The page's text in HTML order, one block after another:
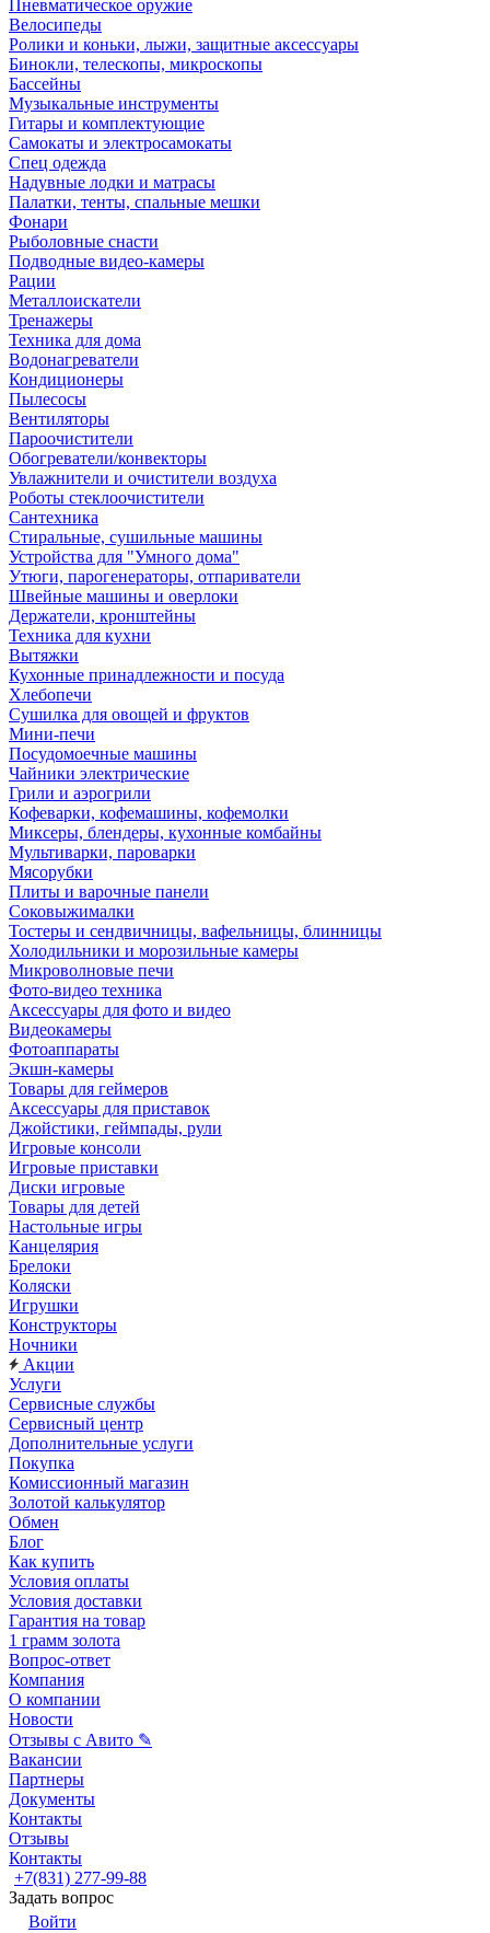
Пневматическое оружие
Велосипеды
Ролики и коньки, лыжи, защитные аксессуары
Бинокли, телескопы, микроскопы
Бассейны
Музыкальные инструменты
Гитары и комплектующие
Самокаты и электросамокаты
Спец одежда
Надувные лодки и матрасы
Палатки, тенты, спальные мешки
Фонари
Рыболовные снасти
Подводные видео-камеры
Рации
Металлоискатели
Тренажеры
Техника для дома
Водонагреватели
Кондиционеры
Пылесосы
Вентиляторы
Пароочистители
Обогреватели/конвекторы
Увлажнители и очистители воздуха
Роботы стеклоочистители
Сантехника
Стиральные, сушильные машины
Устройства для "Умного дома"
Утюги, парогенераторы, отпариватели
Швейные машины и оверлоки
Держатели, кронштейны
Техника для кухни
Вытяжки
Кухонные принадлежности и посуда
Хлебопечи
Сушилка для овощей и фруктов
Мини-печи
Посудомоечные машины
Чайники электрические
Грили и аэрогрили
Кофеварки, кофемашины, кофемолки
Миксеры, блендеры, кухонные комбайны
Мультиварки, пароварки
Мясорубки
Плиты и варочные панели
Соковыжималки
Тостеры и сендвичницы, вафельницы, блинницы
Холодильники и морозильные камеры
Микроволновые печи
Фото-видео техника
Аксессуары для фото и видео
Видеокамеры
Фотоаппараты
Экшн-камеры
Товары для геймеров
Аксессуары для приставок
Джойстики, геймпады, рули
Игровые консоли
Игровые приставки
Диски игровые
Товары для детей
Настольные игры
Канцелярия
Брелоки
Коляски
Игрушки
Конструкторы
Ночники
Акции
Услуги
Сервисные службы
Сервисный центр
Дополнительные услуги
Покупка
Комиссионный магазин
Золотой калькулятор
Обмен
Блог
Как купить
Условия оплаты
Условия доставки
Гарантия на товар
1 грамм золота
Вопрос-ответ
Компания
О компании
Новости
Отзывы с Авито ✎
Вакансии
Партнеры
Документы
Контакты
Отзывы
Контакты
+7(831) 277-99-88
Задать вопрос
Войти